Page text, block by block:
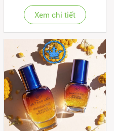
Xem chi tiết